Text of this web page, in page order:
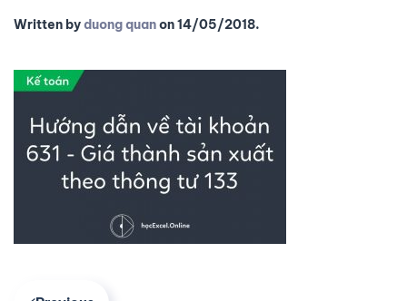
Written byduong quanon14/05/2018.